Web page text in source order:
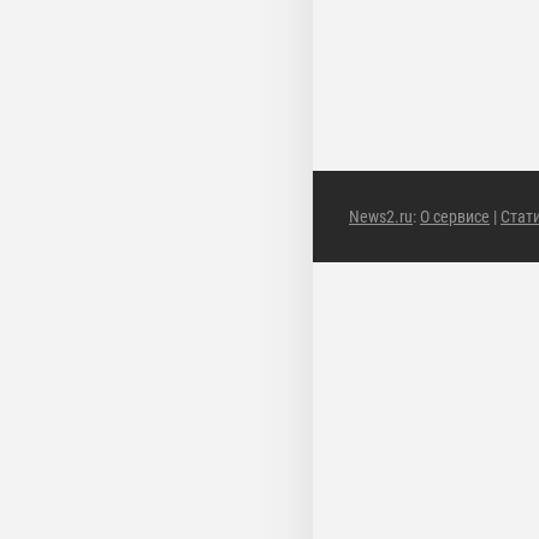
News2.ru: О сервисе |